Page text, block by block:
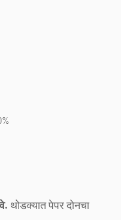
थोडक्यात पेपर दोनचा